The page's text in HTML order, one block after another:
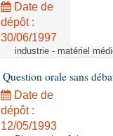
Date de
dépôt :
30/06/1997
industrie - matériel
Question orale sans
Date de
dépôt :
12/05/1993